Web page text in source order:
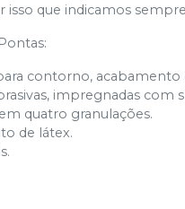
isso que indicamos
contorno,
impregnadas com
quatro granulações.
de látex.